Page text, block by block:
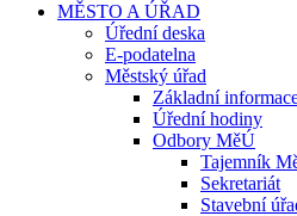
MĚSTO A ÚŘAD
Úřední deska
E-podatelna
Městský úřad
Základní
Úřední hodiny
Odbory MěÚ
Tajemník
Sekretariát
Stavební